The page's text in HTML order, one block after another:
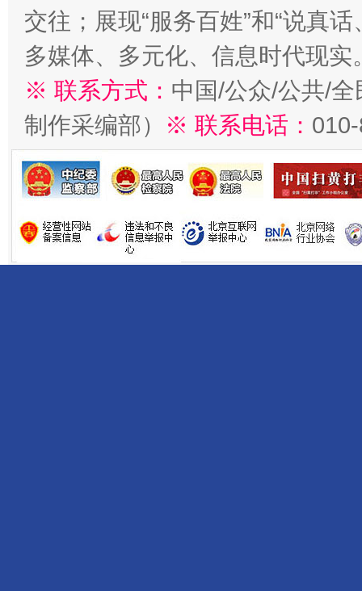
交往；展现“服务百姓”和“说真
多媒体、多元化、信息时代现实
※ 联系方式： 中国/公众/公共/
制作采编部）
※ 联系电话：